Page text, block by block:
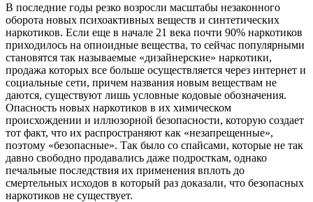
В последние годы резко возросли масштабы незаконного
оборота новых психоактивных веществ и синтетических
наркотиков. Если еще в начале 21 века почти 90% наркотиков
приходилось на опиоидные вещества, то сейчас популярными
становятся так называемые «дизайнерские» наркотики,
продажа которых все больше осуществляется через интернет и
социальные сети, причем названия новым веществам не
даются, существуют лишь условные кодовые обозначения.
Опасность новых наркотиков в их химическом
происхождении и иллюзорной безопасности, которую создает
тот факт, что их распространяют как «незапрещенные»,
поэтому «безопасные». Так было со спайсами, которые не так
давно свободно продавались даже подросткам, однако
печальные последствия их применения вплоть до
смертельных исходов в который раз доказали, что безопасных
наркотиков не существует.